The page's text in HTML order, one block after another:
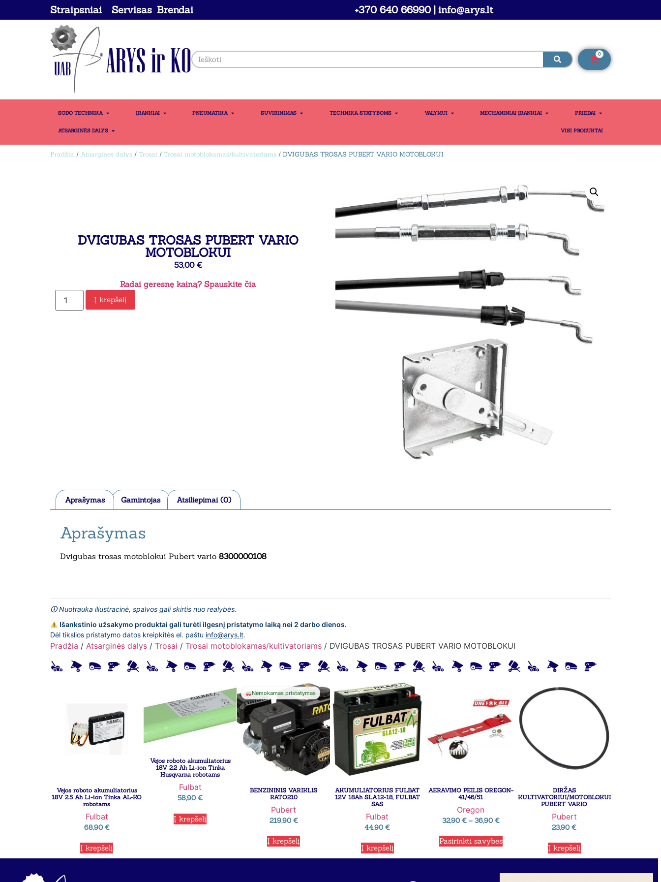
Straipsniai Servisas Brendai +370 640 66990 | info@arys.lt
0
SODO TECHNIKA ĮRANKIAI PNEUMATIKA SUVIRINIMAS TECHNIKA STATYBOMS VALYMUI MECHANINIAI ĮRANKIAI PRIEDAI
ATSARGINĖS DALYS VISI PRODUKTAI
Pradžia / Atsarginės dalys / Trosai / Trosai motoblokamas/kultivatoriams / DVIGUBAS TROSAS PUBERT VARIO MOTOBLOKUI
DVIGUBAS TROSAS PUBERT VARIO
MOTOBLOKUI
53,00 €
Radai geresnę kainą? Spauskite čia
Į krepšelį
Aprašymas Gamintojas Atsiliepimai (0)
Aprašymas
Dvigubas trosas motoblokui Pubert vario 8300000108
🛈 Nuotrauka iliustracinė, spalvos gali skirtis nuo realybės.
Išankstinio užsakymo produktai gali turėti ilgesnį pristatymo laiką nei 2 darbo dienos.
Dėl tikslios pristatymo datos kreipkitės el. paštu info@arys.lt.
Pradžia / Atsarginės dalys / Trosai / Trosai motoblokamas/kultivatoriams / DVIGUBAS TROSAS PUBERT VARIO MOTOBLOKUI
Vejos roboto akumuliatorius
18V 2.5 Ah Li-ion Tinka AL-KO
robotams
Fulbat
68,90€
Į krepšelį
Vejos roboto akumuliatorius
18V 2.2 Ah Li-ion Tinka
Husqvarna robotams
Fulbat
58,90€
Į krepšelį
Nemokamas pristatymas
BENZININIS VARIKLIS
RATO210
Pubert
219,90€
Į krepšelį
AKUMULIATORIUS FULBAT
12V 18Ah SLA12-18, FULBAT
SAS
Fulbat
44,90€
Į krepšelį
AERAVIMO PEILIS OREGON-
41/46/51
Oregon
32,90€ – 36,90€
Pasirinkti savybes
DIRŽAS
KULTIVATORIUI/MOTOBLOKUI
PUBERT VARIO
Pubert
23,90€
Į krepšelį